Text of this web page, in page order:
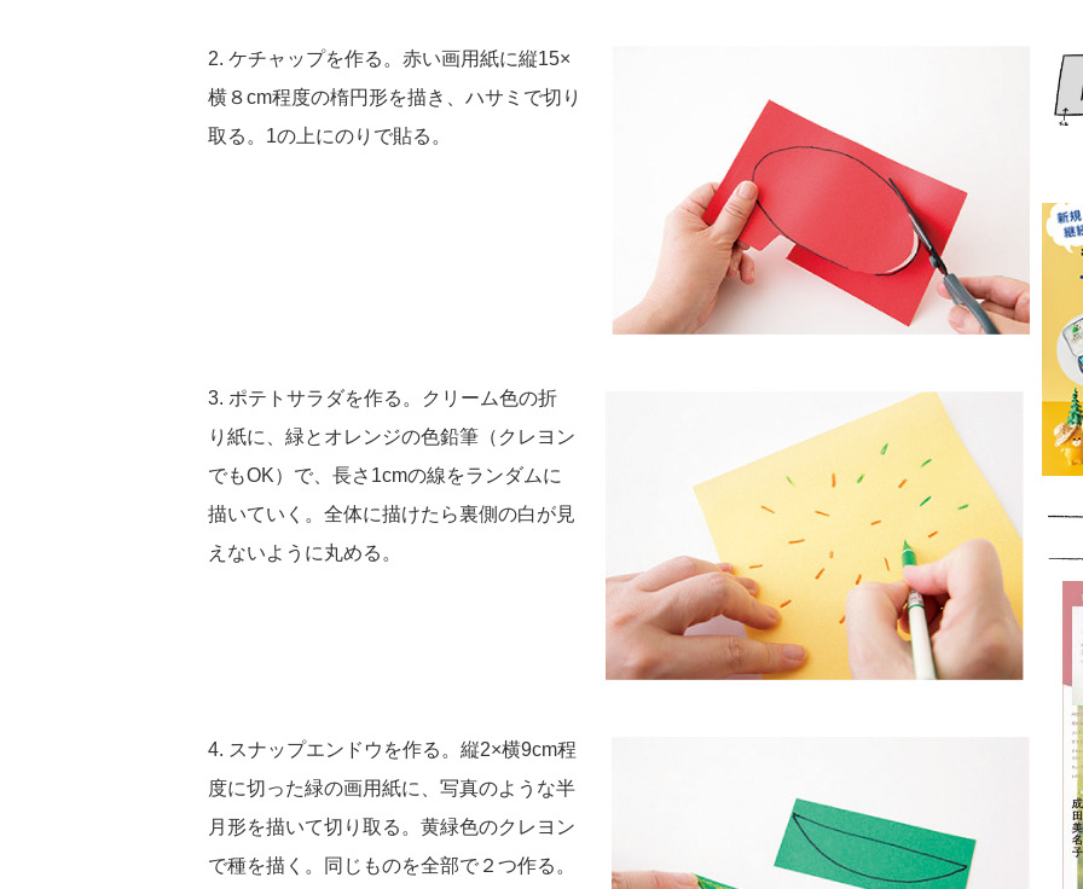
2. ケチャップを作る。赤い画用紙に縦15×
横８cm程度の楕円形を描き、ハサミで切り
取る。1の上にのりで貼る。
3. ポテトサラダを作る。クリーム色の折
り紙に、緑とオレンジの色鉛筆（クレヨン
でもOK）で、長さ1cmの線をランダムに
描いていく。全体に描けたら裏側の白が見
えないように丸める。
4. スナップエンドウを作る。縦2×横9cm程
度に切った緑の画用紙に、写真のような半
月形を描いて切り取る。黄緑色のクレヨン
で種を描く。同じものを全部で２つ作る。